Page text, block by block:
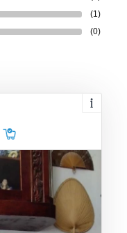
(1)
(0)